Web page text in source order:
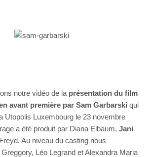
notre vidéo de la présentation du film
avant première par Sam Garbarski qui
Utopolis Luxembourg le 23 novembre
a été produit par Diana Elbaum, Jani
Au niveau du casting nous
Léo Legrand et Alexandra Maria